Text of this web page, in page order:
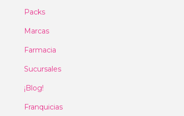
Packs
Marcas
Farmacia
Sucursales
¡Blog!
Franquicias